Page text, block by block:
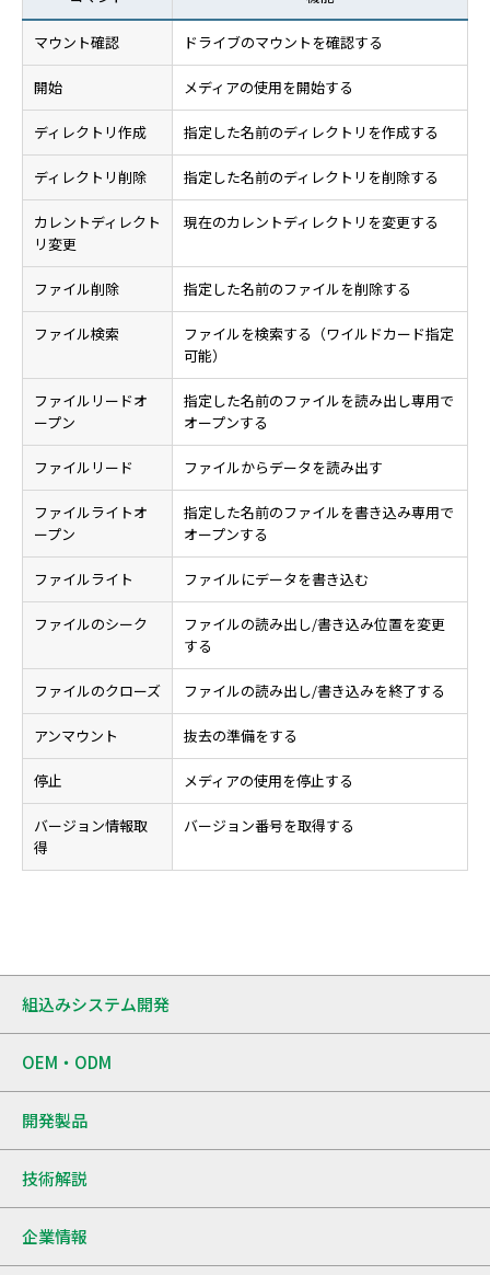
マウント確認 ドライブのマウントを確認する
開始 メディアの使用を開始する
ディレクトリ作成 指定した名前のディレクトリを作成する
ディレクトリ削除 指定した名前のディレクトリを削除する
カレントディレクト
リ変更
現在のカレントディレクトリを変更する
ファイル削除 指定した名前のファイルを削除する
ファイル検索
ファイルを検索する（ワイルドカード指定
可能）
ファイルリードオ
ープン
指定した名前のファイルを読み出し専用で
オープンする
ファイルリード ファイルからデータを読み出す
ファイルライトオ
ープン
指定した名前のファイルを書き込み専用で
オープンする
ファイルライト ファイルにデータを書き込む
ファイルのシーク
ファイルの読み出し/書き込み位置を変更
する
ファイルのクローズ ファイルの読み出し/書き込みを終了する
アンマウント 抜去の準備をする
停止 メディアの使用を停止する
バージョン情報取
得
バージョン番号を取得する
組込みシステム開発
OEM・ODM
開発製品
技術解説
企業情報